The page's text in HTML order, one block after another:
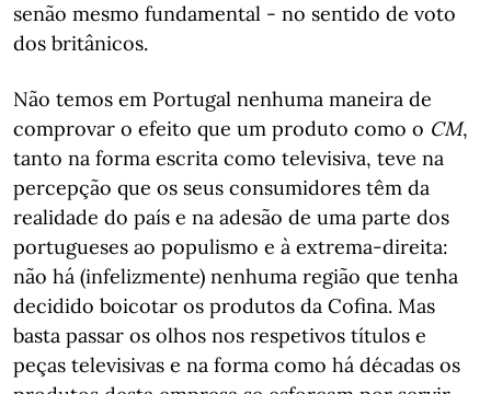
senão mesmo fundamental - no sentido de voto
dos britânicos.
Não temos em Portugal nenhuma maneira de
comprovar o efeito que um produto como o CM,
tanto na forma escrita como televisiva, teve na
percepção que os seus consumidores têm da
realidade do país e na adesão de uma parte dos
portugueses ao populismo e à extrema-direita:
não há (infelizmente) nenhuma região que tenha
decidido boicotar os produtos da Cofina. Mas
basta passar os olhos nos respetivos títulos e
peças televisivas e na forma como há décadas os